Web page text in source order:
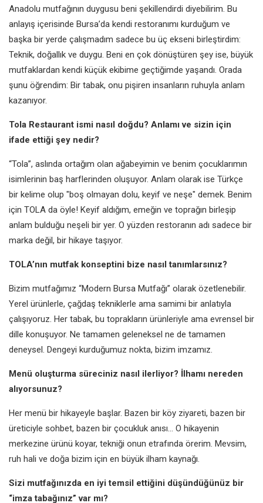
Anadolu mutfağının duygusu beni şekillendirdi diyebilirim. Bu
anlayış içerisinde Bursa’da kendi restoranımı kurduğum ve
başka bir yerde çalışmadım sadece bu üç ekseni birleştirdim:
Teknik, doğallık ve duygu. Beni en çok dönüştüren şey ise, büyük
mutfaklardan kendi küçük ekibime geçtiğimde yaşandı. Orada
şunu öğrendim: Bir tabak, onu pişiren insanların ruhuyla anlam
kazanıyor.
Tola Restaurant ismi nasıl doğdu? Anlamı ve sizin için
ifade ettiği şey nedir?
“Tola”, aslında ortağım olan ağabeyimin ve benim çocuklarımın
isimlerinin baş harflerinden oluşuyor. Anlam olarak ise Türkçe
bir kelime olup "boş olmayan dolu, keyif ve neşe" demek. Benim
için TOLA da öyle! Keyif aldığım, emeğin ve toprağın birleşip
anlam bulduğu neşeli bir yer. O yüzden restoranın adı sadece bir
marka değil, bir hikaye taşıyor.
TOLA’nın mutfak konseptini bize nasıl tanımlarsınız?
Bizim mutfağımız “Modern Bursa Mutfağı” olarak özetlenebilir.
Yerel ürünlerle, çağdaş tekniklerle ama samimi bir anlatıyla
çalışıyoruz. Her tabak, bu toprakların ürünleriyle ama evrensel bir
dille konuşuyor. Ne tamamen geleneksel ne de tamamen
deneysel. Dengeyi kurduğumuz nokta, bizim imzamız.
Menü oluşturma süreciniz nasıl ilerliyor? İlhamı nereden
alıyorsunuz?
Her menü bir hikayeyle başlar. Bazen bir köy ziyareti, bazen bir
üreticiyle sohbet, bazen bir çocukluk anısı… O hikayenin
merkezine ürünü koyar, tekniği onun etrafında örerim. Mevsim,
ruh hali ve doğa bizim için en büyük ilham kaynağı.
Sizi mutfağınızda en iyi temsil ettiğini düşündüğünüz bir
“imza tabağınız” var mı?